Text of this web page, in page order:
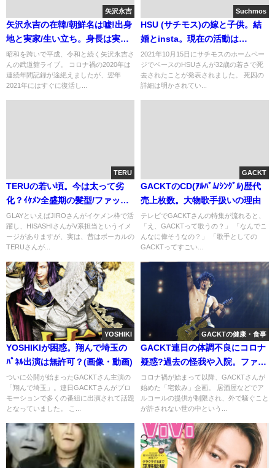
矢沢永吉
矢沢永吉の在韓/朝鮮名は嘘!出身
地と実家/生い立ち。身長は実際
177.5?
昭和を跨いで平成、令和と続く矢沢永吉さ
んの武道館ライブ。 コロナ禍の2020年は
連続年間記録が途絶えましたが、翌年
2021年にはすぐに復活し...
Suchmos
HSU (サチモス)の嫁と子供。結
婚とinsta。現在の活動は
vaundyやTAIKINGのｻﾎﾟｰﾄ
2021年10月15日にサチモスのホームペー
ジでベースのHSUさんが32歳の若さで死
去されたことが発表されました。 死因の
詳細は明かされてい...
TERU
TERUの若い頃。今は太って劣
化？ｲｹﾒﾝ全盛期の髪型/ファッシ
ョン比較[画像]
GLAYといえばJIROさんがイケメン枠で活
躍し、HISASHIさんがV系担当というイメ
ージがありますが、実は、昔はボーカルの
TERUさんが...
GACKT
GACKTのCD(ｱﾙﾊﾞﾑ/ｼﾝｸﾞﾙ)歴代
売上枚数。大物歌手扱いの理由
テレビでGACKTさんの特集が流れると、
「え、GACKTって歌うの？」 「なんでこ
んなに偉そうなの？」 「歌手としての
GACKTってすごい...
YOSHIKI
YOSHIKIが困惑。翔んで埼玉の
ﾊﾟﾈﾙ出演は無許可？(画像・動画)
ついに公開が始まったGACKTさん主演の
「翔んで埼玉」。連日GACKTさんがプロ
モーションで多くの番組に出演されて話題
となっていました。 こ...
GACKTの健康・食事
GACKT連日の体調不良にコロナ
疑惑?過去の怪我や入院。ファン
の反応
コロナ禍が始まって以降、GACKTさんが
始めた「宅飲み」企画。 居酒屋などでア
ルコールの提供が制限され、外で騒ぐこと
が許されない世の中という...